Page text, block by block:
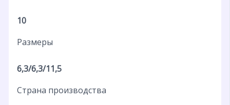
10
Размеры
6,3/6,3/11,5
Страна производства